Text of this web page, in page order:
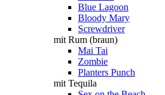
Blue Lagoon
Bloody Mary
Screwdriver
mit Rum (braun)
Mai Tai
Zombie
Planters Punch
mit Tequila